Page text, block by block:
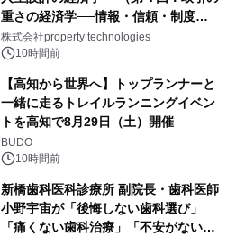
重さの経済学──情報・信頼・制度を
PropTechはどう組み替えるか）｜
PropTech-Lab
株式会社property technologies
10時間前
【高知から世界へ】トップランナーと
一緒に走るトレイルランニングイベン
トを高知で8月29日（土）開催
BUDO
10時間前
新橋歯科医科診療所 副院長・歯科医師
小野宇宙が「後悔しない歯科選び」
「痛くない歯科治療」「不安がない治